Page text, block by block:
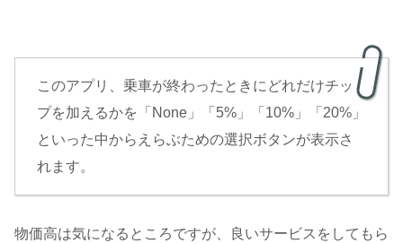
このアプリ、乗車が終わったときにどれだけチッ
プを加えるかを「None」「5%」「10%」「20%」
といった中からえらぶための選択ボタンが表示さ
れます。
物価高は気になるところですが、良いサービスをしてもら